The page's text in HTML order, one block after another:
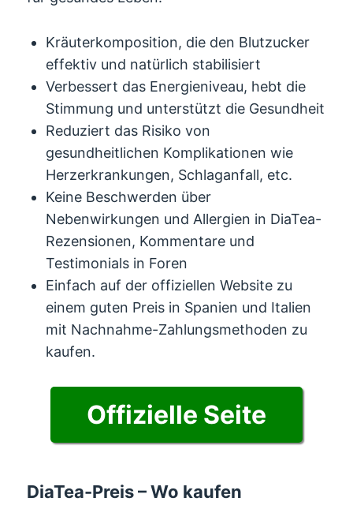
Kräuterkomposition, die den Blutzucker
effektiv und natürlich stabilisiert
Verbessert das Energieniveau, hebt die
Stimmung und unterstützt die Gesundheit
Reduziert das Risiko von
gesundheitlichen Komplikationen wie
Herzerkrankungen, Schlaganfall, etc.
Keine Beschwerden über
Nebenwirkungen und Allergien in DiaTea-
Rezensionen, Kommentare und
Testimonials in Foren
Einfach auf der offiziellen Website zu
einem guten Preis in Spanien und Italien
mit Nachnahme-Zahlungsmethoden zu
kaufen.
Offizielle Seite
DiaTea-Preis – Wo kaufen